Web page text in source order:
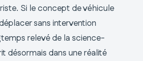
Si le concept de véhicule
sans intervention
relevé de la science-
désormais dans une réalité